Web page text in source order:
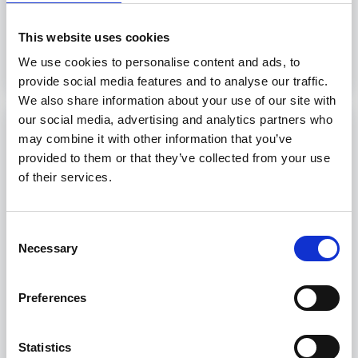
This website uses cookies
We use cookies to personalise content and ads, to
provide social media features and to analyse our traffic.
We also share information about your use of our site with
our social media, advertising and analytics partners who
may combine it with other information that you’ve
provided to them or that they’ve collected from your use
of their services.
Selection
Necessary
Preferences
Statistics
Istruzione ed Addestramento Personale
in servizio su navi passeggeri (Regola
V/2 paragrafo 6,7 codice STCW)
Formazione per il personale di navi passeggeri:
bordo.
Livorno, Genova, Trieste, Palermo